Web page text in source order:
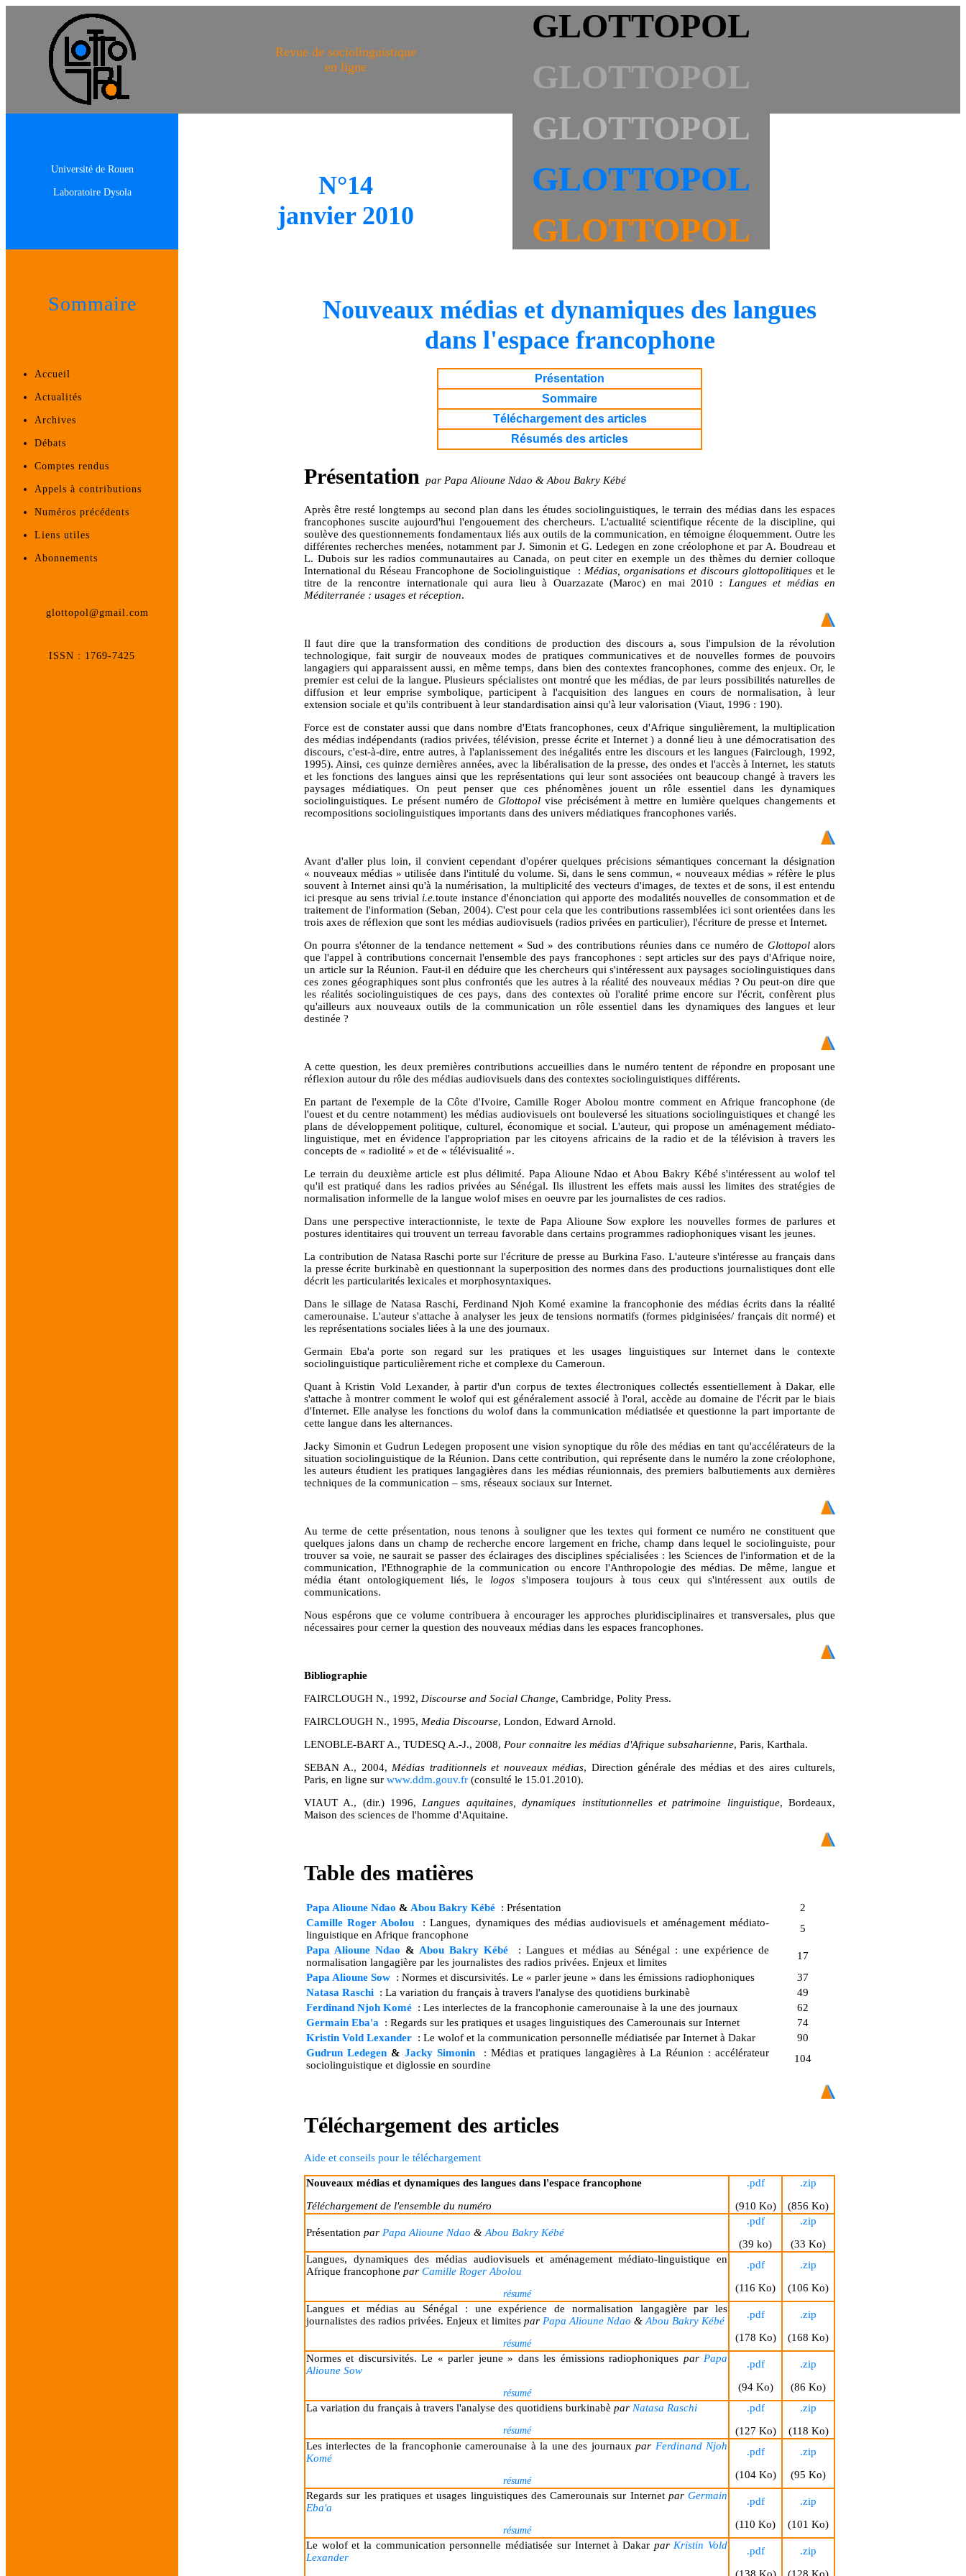
Revue de sociolinguistique
en ligne
GLOTTOPOL
GLOTTOPOL
GLOTTOPOL
GLOTTOPOL
GLOTTOPOL
Université de Rouen
Laboratoire Dysola
N°14
janvier 2010
Sommaire
Accueil
Actualités
Archives
Débats
Comptes rendus
Appels à contributions
Numéros précédents
Liens utiles
Abonnements
glottopol@gmail.com
ISSN : 1769-7425
Nouveaux médias et dynamiques des langues
dans l'espace francophone
Présentation
Sommaire
Téléchargement des articles
Résumés des articles
Présentation par Papa Alioune Ndao & Abou Bakry Kébé
Après être resté longtemps au second plan dans les études sociolinguistiques, le terrain des médias dans les espaces
francophones suscite aujourd'hui l'engouement des chercheurs. L'actualité scientifique récente de la discipline, qui
soulève des questionnements fondamentaux liés aux outils de la communication, en témoigne éloquemment. Outre les
différentes recherches menées, notamment par J. Simonin et G. Ledegen en zone créolophone et par A. Boudreau et
L. Dubois sur les radios communautaires au Canada, on peut citer en exemple un des thèmes du dernier colloque
International du Réseau Francophone de Sociolinguistique
: Médias, organisations et discours glottopolitiqueset le
titre de la rencontre internationale qui aura lieu à Ouarzazate (Maroc) en mai 2010 : Langues et médias en
Méditerranée : usages et réception.
Il faut dire que la transformation des conditions de production des discours a, sous l'impulsion de la révolution
technologique, fait surgir de nouveaux modes de pratiques communicatives et de nouvelles formes de pouvoirs
langagiers qui apparaissent aussi, en même temps, dans bien des contextes francophones, comme des enjeux. Or, le
premier est celui de la langue. Plusieurs spécialistes ont montré que les médias, de par leurs possibilités naturelles de
diffusion et leur emprise symbolique, participent à l'acquisition des langues en cours de normalisation, à leur
extension sociale et qu'ils contribuent à leur standardisation ainsi qu'à leur valorisation (Viaut, 1996 : 190).
Force est de constater aussi que dans nombre d'Etats francophones, ceux d'Afrique singulièrement, la multiplication
des médias indépendants (radios privées, télévision, presse écrite et Internet ) a donné lieu à une démocratisation des
discours, c'est-à-dire, entre autres, à l'aplanissement des inégalités entre les discours et les langues (Fairclough, 1992,
1995). Ainsi, ces quinze dernières années, avec la libéralisation de la presse, des ondes et l'accès à Internet, les statuts
et les fonctions des langues ainsi que les représentations qui leur sont associées ont beaucoup changé à travers les
paysages médiatiques. On peut penser que ces phénomènes jouent un rôle essentiel dans les dynamiques
sociolinguistiques. Le présent numéro de Glottopolvise précisément à mettre en lumière quelques changements et
recompositions sociolinguistiques importants dans des univers médiatiques francophones variés.
Avant d'aller plus loin, il convient cependant d'opérer quelques précisions sémantiques concernant la désignation
« nouveaux médias » utilisée dans l'intitulé du volume. Si, dans le sens commun, « nouveaux médias » réfère le plus
souvent à Internet ainsi qu'à la numérisation, la multiplicité des vecteurs d'images, de textes et de sons, il est entendu
ici presque au sens trivial i.e.toute instance d'énonciation qui apporte des modalités nouvelles de consommation et de
traitement de l'information (Seban, 2004). C'est pour cela que les contributions rassemblées ici sont orientées dans les
trois axes de réflexion que sont les médias audiovisuels (radios privées en particulier), l'écriture de presse et Internet.
On pourra s'étonner de la tendance nettement « Sud » des contributions réunies dans ce numéro de Glottopolalors
que l'appel à contributions concernait l'ensemble des pays francophones : sept articles sur des pays d'Afrique noire,
un article sur la Réunion. Faut-il en déduire que les chercheurs qui s'intéressent aux paysages sociolinguistiques dans
ces zones géographiques sont plus confrontés que les autres à la réalité des nouveaux médias ? Ou peut-on dire que
les réalités sociolinguistiques de ces pays, dans des contextes où l'oralité prime encore sur l'écrit, confèrent plus
qu'ailleurs aux nouveaux outils de la communication un rôle essentiel dans les dynamiques des langues et leur
destinée ?
A cette question, les deux premières contributions accueillies dans le numéro tentent de répondre en proposant une
réflexion autour du rôle des médias audiovisuels dans des contextes sociolinguistiques différents.
En partant de l'exemple de la Côte d'Ivoire, Camille Roger Abolou montre comment en Afrique francophone (de
l'ouest et du centre notamment) les médias audiovisuels ont bouleversé les situations sociolinguistiques et changé les
plans de développement politique, culturel, économique et social. L'auteur, qui propose un aménagement médiato-
linguistique, met en évidence l'appropriation par les citoyens africains de la radio et de la télévision à travers les
concepts de « radiolité » et de « télévisualité ».
Le terrain du deuxième article est plus délimité. Papa Alioune Ndao et Abou Bakry Kébé s'intéressent au wolof tel
qu'il est pratiqué dans les radios privées au Sénégal. Ils illustrent les effets mais aussi les limites des stratégies de
normalisation informelle de la langue wolof mises en oeuvre par les journalistes de ces radios.
Dans une perspective interactionniste, le texte de Papa Alioune Sow explore les nouvelles formes de parlures et
postures identitaires qui trouvent un terreau favorable dans certains programmes radiophoniques visant les jeunes.
La contribution de Natasa Raschi porte sur l'écriture de presse au Burkina Faso. L'auteure s'intéresse au français dans
la presse écrite burkinabè en questionnant la superposition des normes dans des productions journalistiques dont elle
décrit les particularités lexicales et morphosyntaxiques.
Dans le sillage de Natasa Raschi, Ferdinand Njoh Komé examine la francophonie des médias écrits dans la réalité
camerounaise. L'auteur s'attache à analyser les jeux de tensions normatifs (formes pidginisées/ français dit normé) et
les représentations sociales liées à la une des journaux.
Germain Eba'a porte son regard sur les pratiques et les usages linguistiques sur Internet dans le contexte
sociolinguistique particulièrement riche et complexe du Cameroun.
Quant à Kristin Vold Lexander, à partir d'un corpus de textes électroniques collectés essentiellement à Dakar, elle
s'attache à montrer comment le wolof qui est généralement associé à l'oral, accède au domaine de l'écrit par le biais
d'Internet. Elle analyse les fonctions du wolof dans la communication médiatisée et questionne la part importante de
cette langue dans les alternances.
Jacky Simonin et Gudrun Ledegen proposent une vision synoptique du rôle des médias en tant qu'accélérateurs de la
situation sociolinguistique de la Réunion. Dans cette contribution, qui représente dans le numéro la zone créolophone,
les auteurs étudient les pratiques langagières dans les médias réunionnais, des premiers balbutiements aux dernières
techniques de la communication – sms, réseaux sociaux sur Internet.
Au terme de cette présentation, nous tenons à souligner que les textes qui forment ce numéro ne constituent que
quelques jalons dans un champ de recherche encore largement en friche, champ dans lequel le sociolinguiste, pour
trouver sa voie, ne saurait se passer des éclairages des disciplines spécialisées : les Sciences de l'information et de la
communication, l'Ethnographie de la communication ou encore l'Anthropologie des médias. De même, langue et
média étant ontologiquement liés, le logos s'imposera toujours à tous ceux qui s'intéressent aux outils de
communications.
Nous espérons que ce volume contribuera à encourager les approches pluridisciplinaires et transversales, plus que
nécessaires pour cerner la question des nouveaux médias dans les espaces francophones.
Bibliographie
FAIRCLOUGH N., 1992, Discourse and Social Change, Cambridge, Polity Press.
FAIRCLOUGH N., 1995, Media Discourse, London, Edward Arnold.
LENOBLE-BART A., TUDESQ A.-J., 2008, Pour connaitre les médias d'Afrique subsaharienne, Paris, Karthala.
SEBAN A., 2004, Médias traditionnels et nouveaux médias, Direction générale des médias et des aires culturels,
Paris, en ligne sur www.ddm.gouv.fr (consulté le 15.01.2010).
VIAUT A., (dir.) 1996, Langues aquitaines, dynamiques institutionnelles et patrimoine linguistique, Bordeaux,
Maison des sciences de l'homme d'Aquitaine.
Table des matières
Papa Alioune Ndao & Abou Bakry Kébé : Présentation
2
Camille Roger Abolou : Langues, dynamiques des médias audiovisuels et aménagement médiato-
linguistique en Afrique francophone
5
Papa Alioune Ndao & Abou Bakry Kébé : Langues et médias au Sénégal : une expérience de
normalisation langagière par les journalistes des radios privées. Enjeux et limites
17
Papa Alioune Sow : Normes et discursivités. Le « parler jeune » dans les émissions radiophoniques
37
Natasa Raschi : La variation du français à travers l'analyse des quotidiens burkinabè
49
Ferdinand Njoh Komé : Les interlectes de la francophonie camerounaise à la une des journaux
62
Germain Eba'a : Regards sur les pratiques et usages linguistiques des Camerounais sur Internet
74
Kristin Vold Lexander : Le wolof et la communication personnelle médiatisée par Internet à Dakar
90
Gudrun Ledegen & Jacky Simonin : Médias et pratiques langagières à La Réunion : accélérateur
sociolinguistique et diglossie en sourdine
104
Téléchargement des articles
Aide et conseils pour le téléchargement
Nouveaux médias et dynamiques des langues dans l'espace francophone
Téléchargement de l'ensemble du numéro
.pdf
(910 Ko)
.zip
(856 Ko)
Présentation par Papa Alioune Ndao & Abou Bakry Kébé
.pdf
(39 ko)
.zip
(33 Ko)
Langues, dynamiques des médias audiovisuels et aménagement médiato-linguistique en
Afrique francophone par Camille Roger Abolou
résumé
.pdf
(116 Ko)
.zip
(106 Ko)
Langues et médias au Sénégal : une expérience de normalisation langagière par les
journalistes des radios privées. Enjeux et limites par Papa Alioune Ndao & Abou Bakry Kébé
résumé
.pdf
(178 Ko)
.zip
(168 Ko)
Normes et discursivités. Le « parler jeune » dans les émissions radiophoniques par Papa
Alioune Sow
résumé
.pdf
(94 Ko)
.zip
(86 Ko)
La variation du français à travers l'analyse des quotidiens burkinabè par Natasa Raschi
résumé
.pdf
(127 Ko)
.zip
(118 Ko)
Les interlectes de la francophonie camerounaise à la une des journauxpar Ferdinand Njoh
Komé
résumé
.pdf
(104 Ko)
.zip
(95 Ko)
Regards sur les pratiques et usages linguistiques des Camerounais sur Internet par Germain
Eba'a
résumé
.pdf
(110 Ko)
.zip
(101 Ko)
Le wolof et la communication personnelle médiatisée sur Internet à Dakar par Kristin Vold
Lexander
.pdf
.zip